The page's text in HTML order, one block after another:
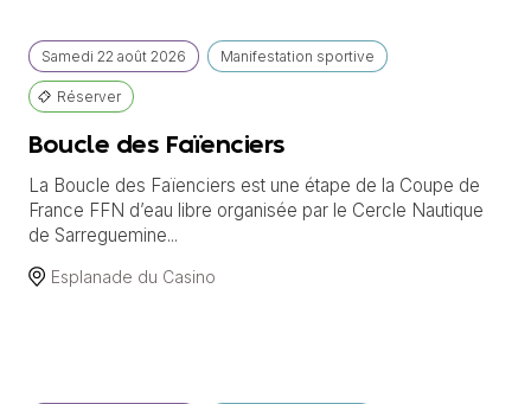
Samedi 22 août 2026 Manifestation sportive
Réserver
Boucle des Faïenciers
La Boucle des Faïenciers est une étape de la Coupe de
France FFN d’eau libre organisée par le Cercle Nautique
de Sarreguemine...
Esplanade du Casino